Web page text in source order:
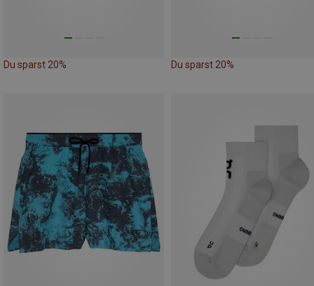
Du sparst 20% Du sparst 20%